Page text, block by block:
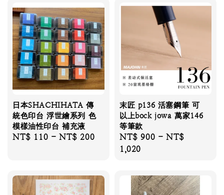
日本SHACHIHATA 傳
統色印台 浮世繪系列 色
模樣油性印台 補充液
Regular
NT$ 110 -NT$ 200
末匠 p136 活塞鋼筆 可
以上bock jowa 萬家146
等筆款
Regular
price
NT$ 900 -NT$
1,020